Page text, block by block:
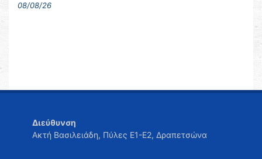
08/08/26
Διεύθυνση
Ακτή Βασιλειάδη, Πύλες Ε1-Ε2, Δραπετσώνα